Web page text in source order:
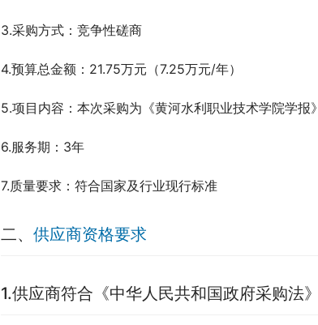
3.采购方式：竞争性磋商
4.预算总金额：21.75万元（7.25万元/年）
5.项目内容：本次采购为《黄河水利职业技术学院学报
6.服务期：3年
7.质量要求：符合国家及行业现行标准
二、 供应商资格要求
1.供应商符合《中华人民共和国政府采购法